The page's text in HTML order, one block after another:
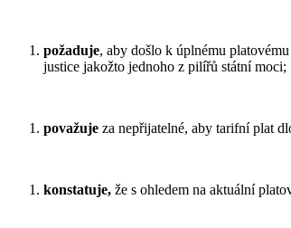
požaduje, aby došlo k úplnému
justice jakožto jednoho z pilířů státní moci;
považuje za nepřijatelné, aby tarifní plat
konstatuje, že s ohledem na aktuální